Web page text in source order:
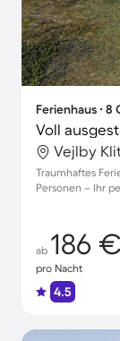
Ferienhaus ∙ 8
Vejlby
Traumhaftes
Personen – Ihr
ab 186 €
pro Nacht
4.5